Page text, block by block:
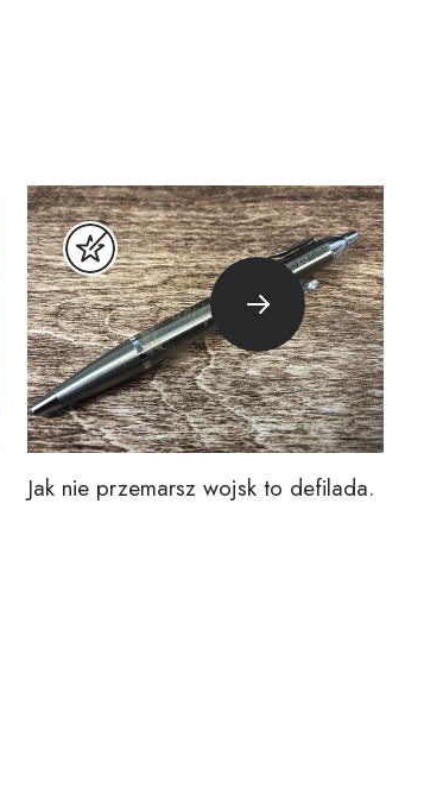
Jak nie przemarsz wojsk to defilada.